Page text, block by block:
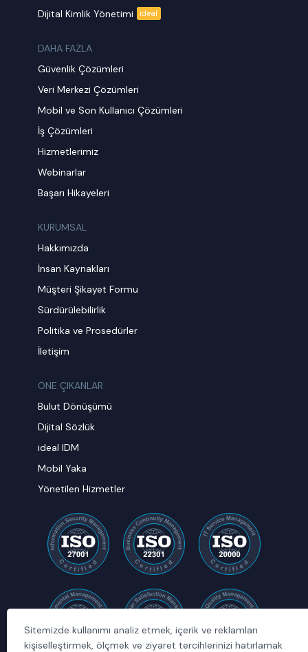
Dijital Kimlik Yönetimi ideal
DAHA FAZLA
Güvenlik Çözümleri
Veri Merkezi Çözümleri
Mobil ve Son Kullanıcı Çözümleri
İş Çözümleri
Hizmetlerimiz
Webinarlar
Başarı Hikayeleri
KURUMSAL
Hakkımızda
İnsan Kaynakları
Müşteri Şikayet Formu
Sürdürülebilirlik
Politika ve Prosedürler
İletişim
ÖNE ÇIKANLAR
Bulut Dönüşümü
Dijital Sözlük
ideal IDM
Mobil Yaka
Yönetilen Hizmetler
Sitemizde kullanımı analiz etmek, içerik ve reklamları
kişiselleştirmek, ölçmek ve ziyaret tercihlerinizi hatırlamak